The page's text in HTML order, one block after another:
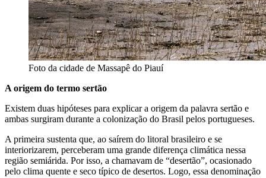
Foto da cidade de Massapê do Piauí
A origem do termo sertão
Existem duas hipóteses para explicar a origem da palavra sertão e
ambas surgiram durante a colonização do Brasil pelos portugueses.
A primeira sustenta que, ao saírem do litoral brasileiro e se
interiorizarem, perceberam uma grande diferença climática nessa
região semiárida. Por isso, a chamavam de “desertão”, ocasionado
pelo clima quente e seco típico de desertos. Logo, essa denominação